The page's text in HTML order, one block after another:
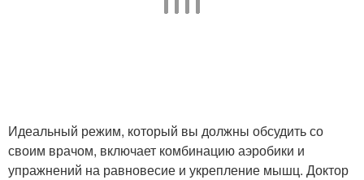
Идеальный режим, который вы должны обсудить со
своим врачом, включает комбинацию аэробики и
упражнений на равновесие и укрепление мышц. Доктор